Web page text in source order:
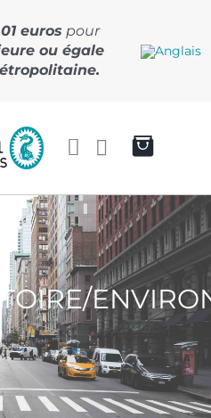
euros pour
ou égale